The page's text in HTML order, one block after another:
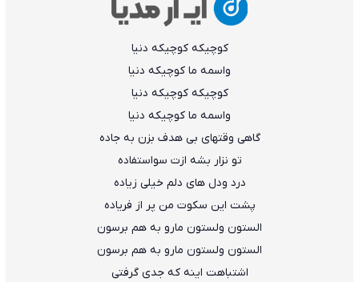
کوچیکه کوچیکه دنیا
واسمه ما کوچیکه دنیا
کوچیکه کوچیکه دنیا
واسمه ما کوچیکه دنیا
گاهی وقتهای بی‌‌ هدف بزن به جاده
تو نزار بشه ازت سواستفاده
درد و‌دل های دلم خیلی زیاده
پشت این سکوت من پر از فریاده
الستون ولستون مارو به هم برسون
الستون ولستون مارو به هم برسون
اشتباهت اینه که جدی گرفتی